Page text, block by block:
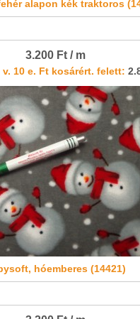
alapon kék traktoros
3.200 Ft / m
v. 10 e. Ft kosárért. felett:
hóemberes (14421)